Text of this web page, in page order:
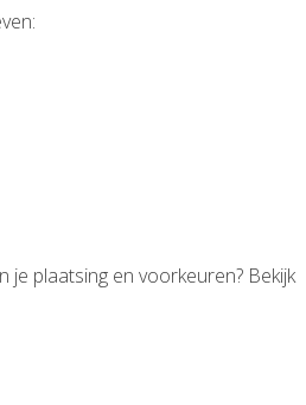
je plaatsing en voorkeuren? Bekijk